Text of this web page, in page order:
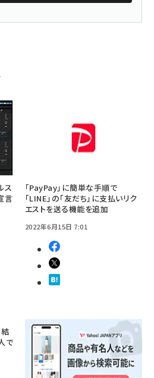
ス
言
「PayPay」に簡単な手順で
「LINE」の「友だち」に支払いリク
エストを送る機能を追加
2022年6月15日 7:01
で